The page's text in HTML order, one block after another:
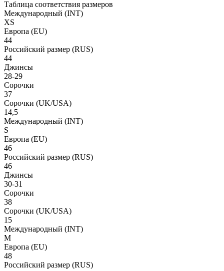
Таблица соответствия размеров
Международный (INT)
XS
Европа (EU)
44
Российский размер (RUS)
44
Джинсы
28-29
Сорочки
37
Сорочки (UK/USA)
14,5
Международный (INT)
S
Европа (EU)
46
Российский размер (RUS)
46
Джинсы
30-31
Сорочки
38
Сорочки (UK/USA)
15
Международный (INT)
M
Европа (EU)
48
Российский размер (RUS)